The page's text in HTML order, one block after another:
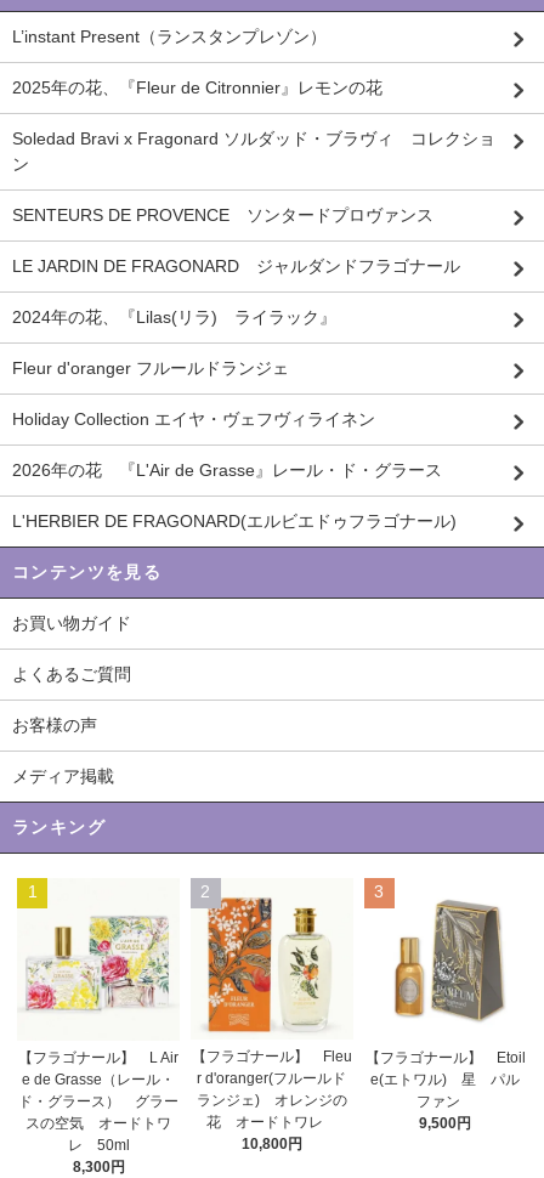
L’instant Present（ランスタンプレゾン）
2025年の花、『Fleur de Citronnier』レモンの花
Soledad Bravi x Fragonard ソルダッド・ブラヴィ コレクショ
ン
SENTEURS DE PROVENCE ソンタードプロヴァンス
LE JARDIN DE FRAGONARD ジャルダンドフラゴナール
2024年の花、『Lilas(リラ) ライラック』
Fleur d'oranger フルールドランジェ
Holiday Collection エイヤ・ヴェフヴィライネン
2026年の花 『L'Air de Grasse』レール・ド・グラース
L'HERBIER DE FRAGONARD(エルビエドゥフラゴナール)
コンテンツを見る
お買い物ガイド
よくあるご質問
お客様の声
メディア掲載
ランキング
1
【フラゴナール】 L Air
e de Grasse（レール・
ド・グラース） グラー
スの空気 オードトワ
レ 50ml
8,300円
2
【フラゴナール】 Fleu
r d'oranger(フルールド
ランジェ) オレンジの
花 オードトワレ
10,800円
3
【フラゴナール】 Etoil
e(エトワル) 星 パル
ファン
9,500円